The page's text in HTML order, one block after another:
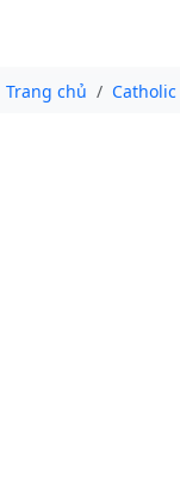
Trang chủ Catholic